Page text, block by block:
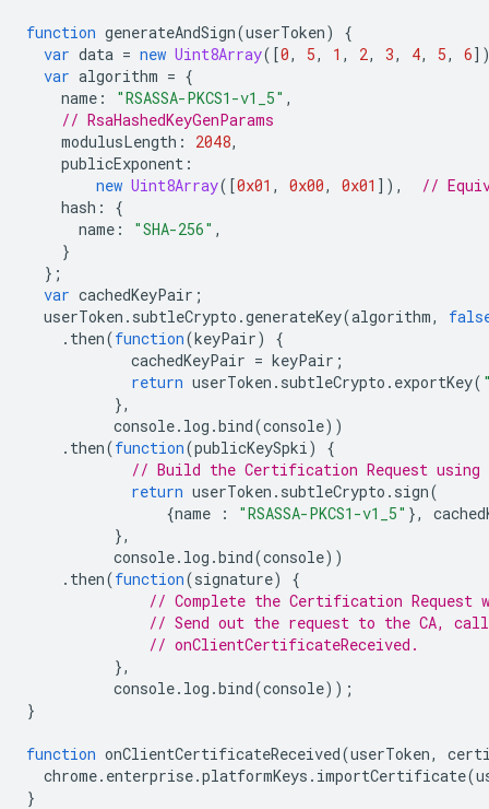
function generateAndSign(userToken)
{
var data = new Uint8Array([0, 5, 1 , 2, 3, 4, 5, 6
var algorithm = {
name : "RSASSA-PKCS1-v1_5" ,
// RsaHashedKeyGenParams
modulusLength : 2048,
publicExponent :
new Uint8Array([0x01 , 0x00, 0x01 ]),
//
hash :
{
name : "SHA-256" ,
}
};
var cachedKeyPair ;
userToken . subtleCrypto .generateKey(algorithm,
. then(function(keyPair)
{
cachedKeyPair = keyPair ;
return userToken . subtleCrypto . exportKey(
},
console. log .bind(console))
. then(function(publicKeySpki)
{
// Build the Certification Request
return userToken . subtleCrypto . sign(
{name : "RSASSA-PKCS1-v1_5" },
},
console. log .bind(console))
. then(function(signature)
{
// Complete the Certification
// Send out the request to the CA,
// onClientCertificateReceived.
},
console. log .bind(console));
}
function onClientCertificateReceived(userToken,
chrome. enterprise.platformKeys . importCertificate(
}